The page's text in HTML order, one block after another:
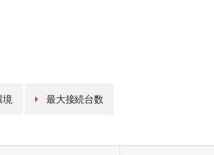
境 最大接続台数